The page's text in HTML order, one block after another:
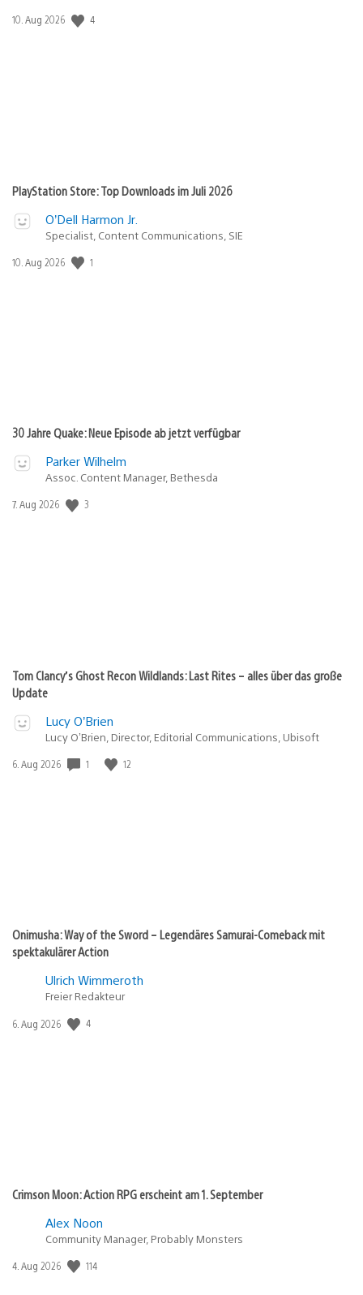
Veröffentlichungsdatum:
10. Aug 2026 4
PlayStation Store: Top Downloads im Juli 2026
O’Dell Harmon Jr.
Specialist, Content Communications, SIE
Veröffentlichungsdatum:
10. Aug 2026 1
30 Jahre Quake: Neue Episode ab jetzt verfügbar
Parker Wilhelm
Assoc. Content Manager, Bethesda
Veröffentlichungsdatum:
7. Aug 2026 3
Tom Clancy’s Ghost Recon Wildlands: Last Rites – alles über das große
Update
Lucy O’Brien
Lucy O’Brien, Director, Editorial Communications, Ubisoft
Veröffentlichungsdatum:
6. Aug 2026 1 12
Onimusha: Way of the Sword – Legendäres Samurai-Comeback mit
spektakulärer Action
Ulrich Wimmeroth
Freier Redakteur
Veröffentlichungsdatum:
6. Aug 2026 4
Crimson Moon: Action RPG erscheint am 1. September
Alex Noon
Community Manager, Probably Monsters
Veröffentlichungsdatum:
4. Aug 2026 114